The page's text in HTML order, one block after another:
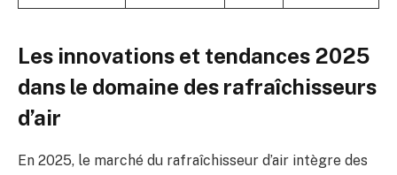
Les innovations et tendances 2025
dans le domaine des rafraîchisseurs
d’air
En 2025, le marché du rafraîchisseur d’air intègre des